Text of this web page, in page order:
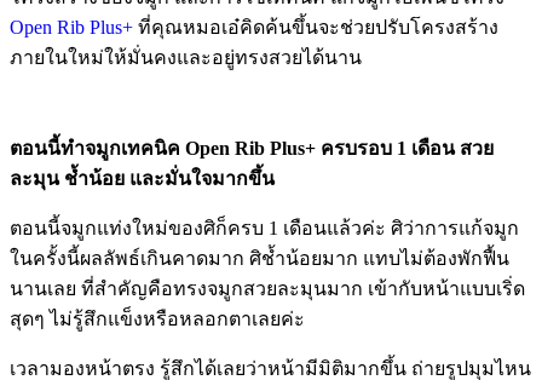
Open Rib Plus+ ที่คุณหมอเอ๋คิดค้นขึ้นจะช่วยปรับโครงสร้าง
ภายในใหม่ให้มั่นคงและอยู่ทรงสวยได้นาน
ตอนนี้ทำจมูกเทคนิค Open Rib Plus+ ครบรอบ 1 เดือน สวย
ละมุน ช้ำน้อย และมั่นใจมากขึ้น
ตอนนี้จมูกแท่งใหม่ของศิก็ครบ 1 เดือนแล้วค่ะ ศิว่าการแก้จมูก
ในครั้งนี้ผลลัพธ์เกินคาดมาก ศิช้ำน้อยมาก แทบไม่ต้องพักฟื้น
นานเลย ที่สำคัญคือทรงจมูกสวยละมุนมาก เข้ากับหน้าแบบเริ่ด
สุดๆ ไม่รู้สึกแข็งหรือหลอกตาเลยค่ะ
เวลามองหน้าตรง รู้สึกได้เลยว่าหน้ามีมิติมากขึ้น ถ่ายรูปมุมไหน